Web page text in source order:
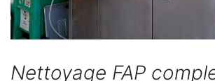
Nettoyage FAP